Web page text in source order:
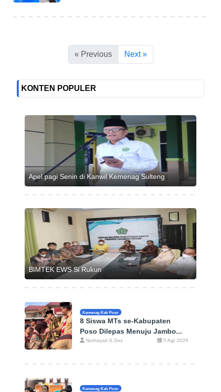
« Previous Next »
KONTEN POPULER
Apel pagi Senin di Kanwil Kemenag Sulteng
BIMTEK EWS Si Rukun
Kemenag Kab Poso
8 Siswa MTs se-Kabupaten
Poso Dilepas Menuju Jambo...
Nurhayati S.Sos 5 Agt 2026
Kemenag Kab Poso